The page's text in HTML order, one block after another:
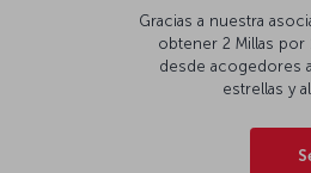
Gracias a nuestra
obtener 2 Millas por
desde acogedores
estrellas y